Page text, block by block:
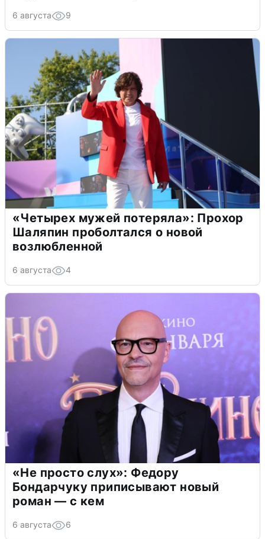
6 августа 9
«Четырех мужей потеряла»: Прохор
Шаляпин проболтался о новой
возлюбленной
6 августа 4
«Не просто слух»: Федору
Бондарчуку приписывают новый
роман — с кем
6 августа 6